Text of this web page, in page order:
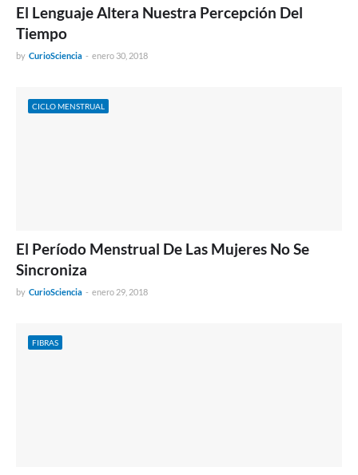
El Lenguaje Altera Nuestra Percepción Del
Tiempo
by CurioSciencia - enero 30, 2018
CICLO MENSTRUAL
El Período Menstrual De Las Mujeres No Se
Sincroniza
by CurioSciencia - enero 29, 2018
FIBRAS